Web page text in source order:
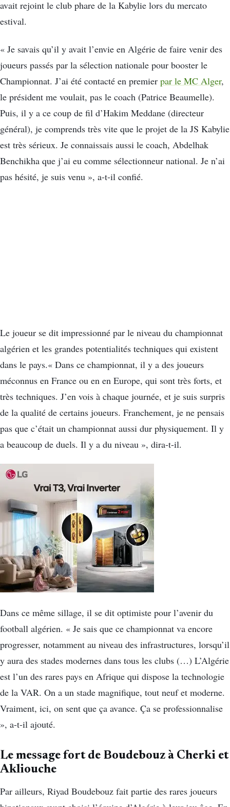
avait rejoint le club phare de la Kabylie lors du mercato
estival.
« Je savais qu’il y avait l’envie en Algérie de faire venir des
joueurs passés par la sélection nationale pour booster le
Championnat. J’ai été contacté en premier par le MC Alger,
le président me voulait, pas le coach (Patrice Beaumelle).
Puis, il y a ce coup de fil d’Hakim Meddane (directeur
général), je comprends très vite que le projet de la JS Kabylie
est très sérieux. Je connaissais aussi le coach, Abdelhak
Benchikha que j’ai eu comme sélectionneur national. Je n’ai
pas hésité, je suis venu », a-t-il confié.
Le joueur se dit impressionné par le niveau du championnat
algérien et les grandes potentialités techniques qui existent
dans le pays.« Dans ce championnat, il y a des joueurs
méconnus en France ou en en Europe, qui sont très forts, et
très techniques. J’en vois à chaque journée, et je suis surpris
de la qualité de certains joueurs. Franchement, je ne pensais
pas que c’était un championnat aussi dur physiquement. Il y
a beaucoup de duels. Il y a du niveau », dira-t-il.
Dans ce même sillage, il se dit optimiste pour l’avenir du
football algérien. « Je sais que ce championnat va encore
progresser, notamment au niveau des infrastructures, lorsqu’il
y aura des stades modernes dans tous les clubs (…) L’Algérie
est l’un des rares pays en Afrique qui dispose la technologie
de la VAR. On a un stade magnifique, tout neuf et moderne.
Vraiment, ici, on sent que ça avance. Ça se professionnalise
», a-t-il ajouté.
Le message fort de Boudebouz à Cherki et
Akliouche
Par ailleurs, Riyad Boudebouz fait partie des rares joueurs